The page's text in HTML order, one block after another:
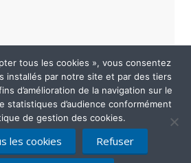
Politique de confidentialité
tous les cookies », vous consentez
installés par notre site et par des tiers
d’amélioration de la navigation sur le
statistiques d’audience conformément
de gestion des cookies.
les cookies Refuser